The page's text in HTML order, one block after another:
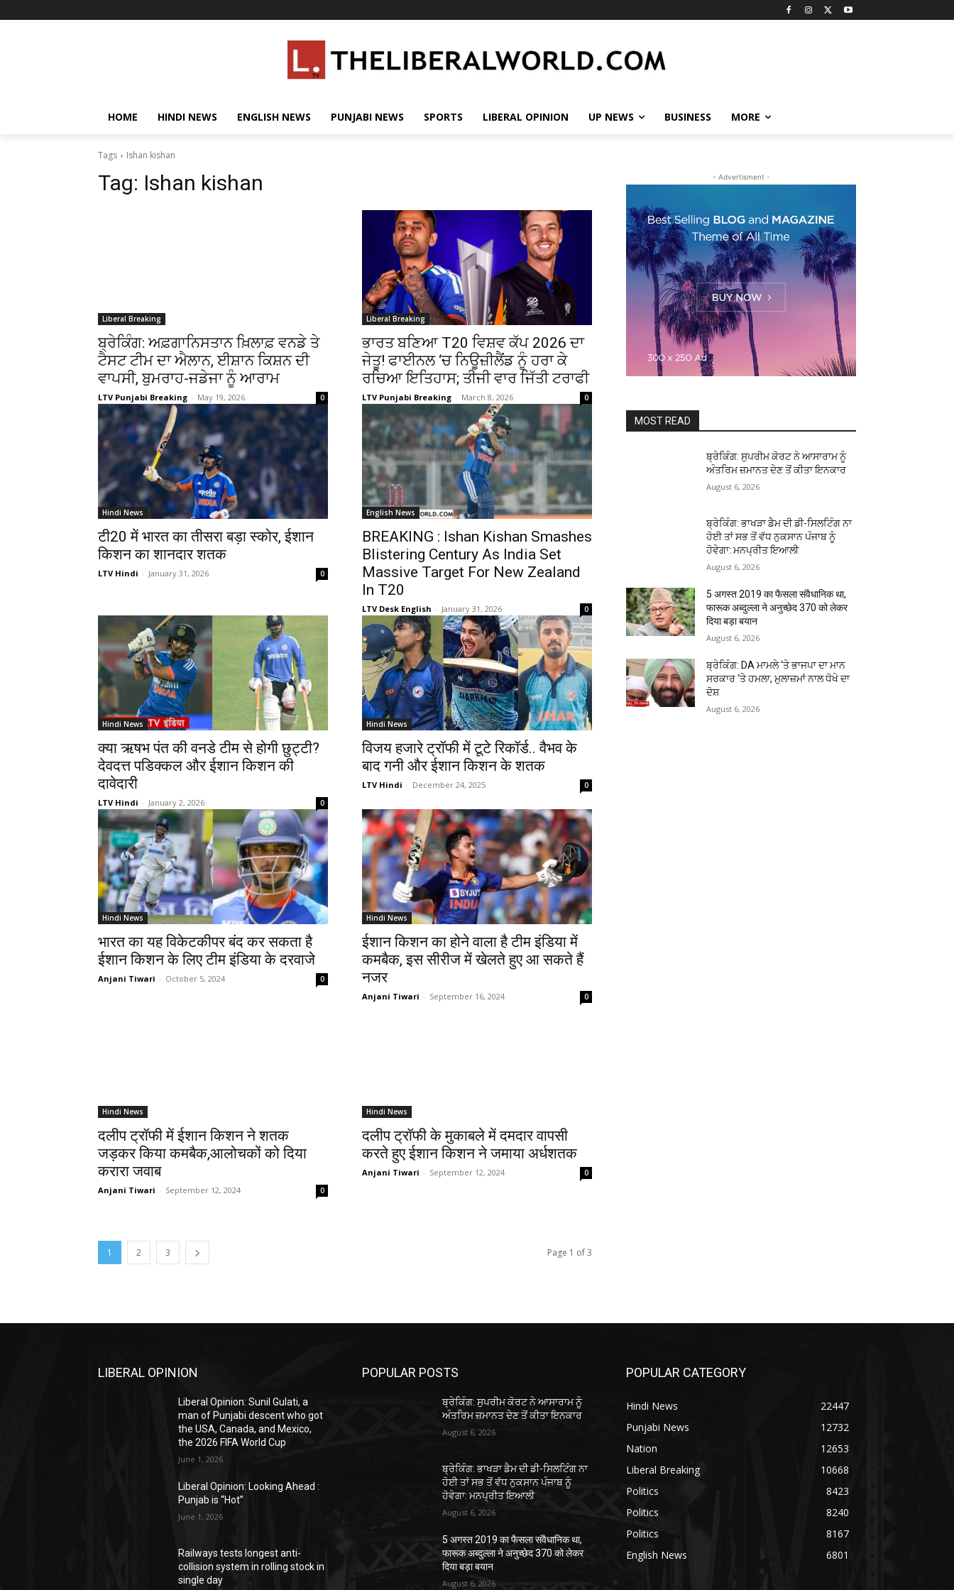
HOME HINDI NEWS ENGLISH NEWS PUNJABI NEWS SPORTS LIBERAL OPINION UP NEWS BUSINESS MORE
Tags Ishan kishan
Tag: Ishan kishan
Liberal Breaking
ਬ੍ਰੇਕਿੰਗ: ਅਫ਼ਗਾਨਿਸਤਾਨ ਖ਼ਿਲਾਫ਼ ਵਨਡੇ ਤੇ
ਟੈਸਟ ਟੀਮ ਦਾ ਐਲਾਨ, ਈਸ਼ਾਨ ਕਿਸ਼ਨ ਦੀ
ਵਾਪਸੀ, ਬੁਮਰਾਹ-ਜਡੇਜਾ ਨੂੰ ਆਰਾਮ
LTV Punjabi Breaking - May 19, 2026 0
Liberal Breaking
ਭਾਰਤ ਬਣਿਆ T20 ਵਿਸ਼ਵ ਕੱਪ 2026 ਦਾ
ਜੇਤੂ! ਫਾਈਨਲ ‘ਚ ਨਿਊਜ਼ੀਲੈਂਡ ਨੂੰ ਹਰਾ ਕੇ
ਰਚਿਆ ਇਤਿਹਾਸ; ਤੀਜੀ ਵਾਰ ਜਿੱਤੀ ਟਰਾਫੀ
LTV Punjabi Breaking - March 8, 2026 0
Hindi News
टी20 में भारत का तीसरा बड़ा स्कोर, ईशान
किशन का शानदार शतक
LTV Hindi - January 31, 2026 0
English News
BREAKING : Ishan Kishan Smashes
Blistering Century As India Set
Massive Target For New Zealand
In T20
LTV Desk English - January 31, 2026 0
Hindi News
क्या ऋषभ पंत की वनडे टीम से होगी छुट्टी?
देवदत्त पडिक्कल और ईशान किशन की
दावेदारी
LTV Hindi - January 2, 2026 0
Hindi News
विजय हजारे ट्रॉफी में टूटे रिकॉर्ड.. वैभव के
बाद गनी और ईशान किशन के शतक
LTV Hindi - December 24, 2025 0
Hindi News
भारत का यह विकेटकीपर बंद कर सकता है
ईशान किशन के लिए टीम इंडिया के दरवाजे
Anjani Tiwari - October 5, 2024 0
Hindi News
ईशान किशन का होने वाला है टीम इंडिया में
कमबैक, इस सीरीज में खेलते हुए आ सकते हैं
नजर
Anjani Tiwari - September 16, 2024 0
Hindi News
दलीप ट्रॉफी में ईशान किशन ने शतक
जड़कर किया कमबैक,आलोचकों को दिया
करारा जवाब
Anjani Tiwari - September 12, 2024 0
Hindi News
दलीप ट्रॉफी के मुकाबले में दमदार वापसी
करते हुए ईशान किशन ने जमाया अर्धशतक
Anjani Tiwari - September 12, 2024 0
1 2 3 Page 1 of 3
- Advertisment -
MOST READ
ਬ੍ਰੇਕਿੰਗ: ਸੁਪਰੀਮ ਕੋਰਟ ਨੇ ਆਸਾਰਾਮ ਨੂੰ
ਅੰਤਰਿਮ ਜ਼ਮਾਨਤ ਦੇਣ ਤੋਂ ਕੀਤਾ ਇਨਕਾਰ
August 6, 2026
ਬ੍ਰੇਕਿੰਗ: ਭਾਖੜਾ ਡੈਮ ਦੀ ਡੀ-ਸਿਲਟਿੰਗ ਨਾ
ਹੋਈ ਤਾਂ ਸਭ ਤੋਂ ਵੱਧ ਨੁਕਸਾਨ ਪੰਜਾਬ ਨੂੰ
ਹੋਵੇਗਾ: ਮਨਪ੍ਰੀਤ ਇਆਲੀ
August 6, 2026
5 अगस्त 2019 का फैसला संवैधानिक था,
फारूक अब्दुल्ला ने अनुच्छेद 370 को लेकर
दिया बड़ा बयान
August 6, 2026
ਬ੍ਰੇਕਿੰਗ: DA ਮਾਮਲੇ ‘ਤੇ ਭਾਜਪਾ ਦਾ ਮਾਨ
ਸਰਕਾਰ ‘ਤੇ ਹਮਲਾ, ਮੁਲਾਜ਼ਮਾਂ ਨਾਲ ਧੋਖੇ ਦਾ
ਦੋਸ਼
August 6, 2026
LIBERAL OPINION
Liberal Opinion: Sunil Gulati, a
man of Punjabi descent who got
the USA, Canada, and Mexico,
the 2026 FIFA World Cup
June 1, 2026
Liberal Opinion: Looking Ahead :
Punjab is “Hot”
June 1, 2026
Railways tests longest anti-
collision system in rolling stock in
single day
POPULAR POSTS
ਬ੍ਰੇਕਿੰਗ: ਸੁਪਰੀਮ ਕੋਰਟ ਨੇ ਆਸਾਰਾਮ ਨੂੰ
ਅੰਤਰਿਮ ਜ਼ਮਾਨਤ ਦੇਣ ਤੋਂ ਕੀਤਾ ਇਨਕਾਰ
August 6, 2026
ਬ੍ਰੇਕਿੰਗ: ਭਾਖੜਾ ਡੈਮ ਦੀ ਡੀ-ਸਿਲਟਿੰਗ ਨਾ
ਹੋਈ ਤਾਂ ਸਭ ਤੋਂ ਵੱਧ ਨੁਕਸਾਨ ਪੰਜਾਬ ਨੂੰ
ਹੋਵੇਗਾ: ਮਨਪ੍ਰੀਤ ਇਆਲੀ
August 6, 2026
5 अगस्त 2019 का फैसला संवैधानिक था,
फारूक अब्दुल्ला ने अनुच्छेद 370 को लेकर
दिया बड़ा बयान
August 6, 2026
POPULAR CATEGORY
Hindi News
22447
Punjabi News
12732
Nation
12653
Liberal Breaking
10668
Politics
8423
Politics
8240
Politics
8167
English News
6801